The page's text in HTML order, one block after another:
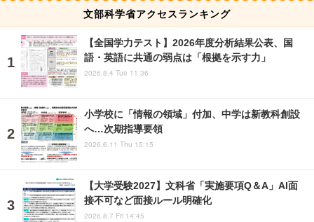
文部科学省アクセスランキング
【全国学力テスト】2026年度分析結果公表、国
語・英語に共通の弱点は「根拠を示す力」
2026.8.4 Tue 11:36
小学校に「情報の領域」付加、中学は新教科創設
へ…次期指導要領
2026.6.11 Thu 15:15
【大学受験2027】文科省「実施要項Q＆A」AI面
接不可など面接ルール明確化
2026.8.7 Fri 14:45